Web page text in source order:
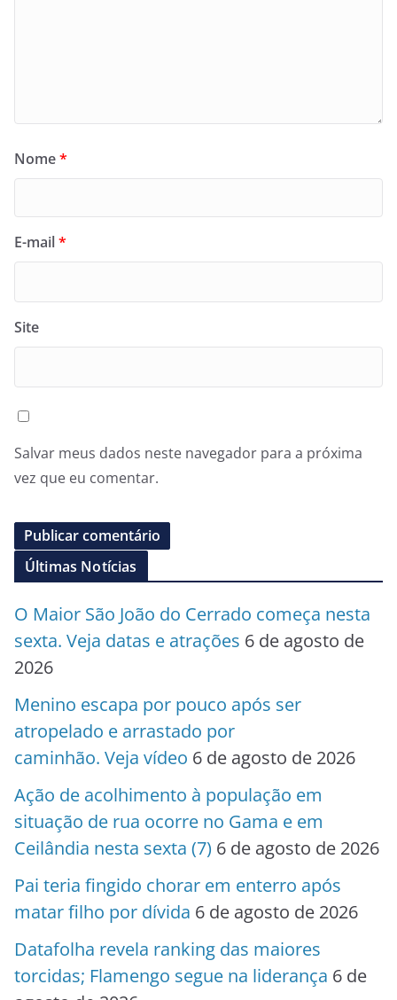
Nome*
E-mail*
Site
Salvar meus dados neste navegador para a próxima
vez que eu comentar.
Últimas Notícias
O Maior São João do Cerrado começa nesta
sexta. Veja datas e atrações 6 de agosto de
2026
Menino escapa por pouco após ser
atropelado e arrastado por
caminhão. Veja vídeo 6 de agosto de 2026
Ação de acolhimento à população em
situação de rua ocorre no Gama e em
Ceilândia nesta sexta (7) 6 de agosto de 2026
Pai teria fingido chorar em enterro após
matar filho por dívida 6 de agosto de 2026
Datafolha revela ranking das maiores
torcidas; Flamengo segue na liderança 6 de